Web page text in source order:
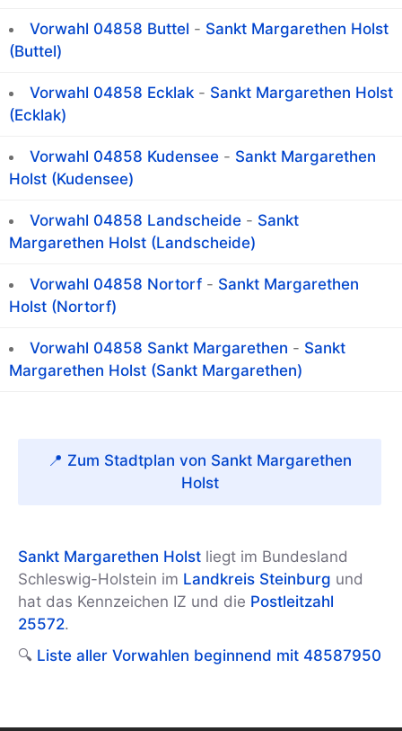
Vorwahl 04858 Buttel - Sankt Margarethen Holst
(Buttel)
Vorwahl 04858 Ecklak - Sankt Margarethen Holst
(Ecklak)
Vorwahl 04858 Kudensee - Sankt Margarethen
Holst (Kudensee)
Vorwahl 04858 Landscheide - Sankt
Margarethen Holst (Landscheide)
Vorwahl 04858 Nortorf - Sankt Margarethen
Holst (Nortorf)
Vorwahl 04858 Sankt Margarethen - Sankt
Margarethen Holst (Sankt Margarethen)
📍 Zum Stadtplan von Sankt Margarethen
Holst
Sankt Margarethen Holst liegt im Bundesland
Schleswig-Holstein im Landkreis Steinburg und
hat das Kennzeichen IZ und die Postleitzahl
25572.
🔍 Liste aller Vorwahlen beginnend mit 48587950